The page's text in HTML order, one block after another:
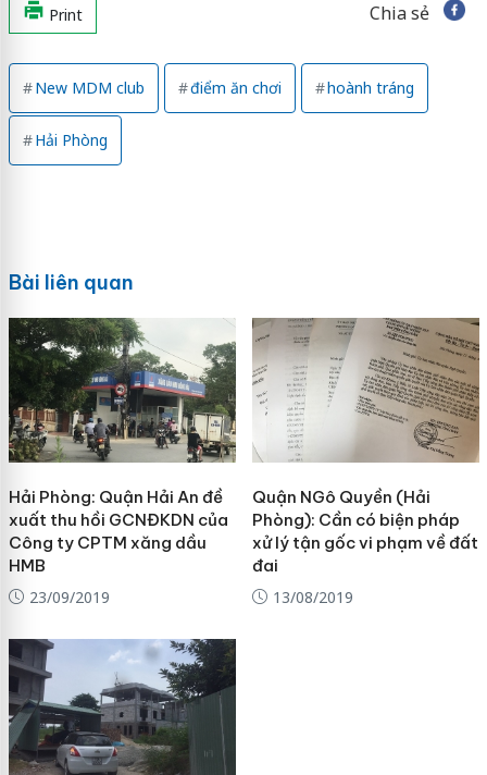
Print Chia sẻ
New MDM club điểm ăn chơi hoành tráng
Hải Phòng
Bài liên quan
Hải Phòng: Quận Hải An đề
xuất thu hồi GCNĐKDN của
Công ty CPTM xăng dầu
HMB
23/09/2019
Quận NGô Quyền (Hải
Phòng): Cần có biện pháp
xử lý tận gốc vi phạm về đất
đai
13/08/2019